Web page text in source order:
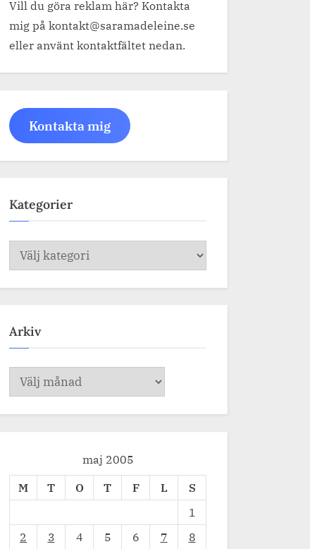
Vill du göra reklam här? Kontakta
mig på kontakt@saramadeleine.se
eller använt kontaktfältet nedan.
Kontakta mig
Kategorier
Kategorier
Arkiv
Arkiv
maj 2005
M
T O T F L
S
1
2
3 4 5 6 7
8